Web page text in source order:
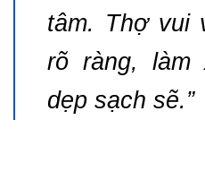
tâm. Thợ vui
rõ ràng, làm
dẹp sạch sẽ.”